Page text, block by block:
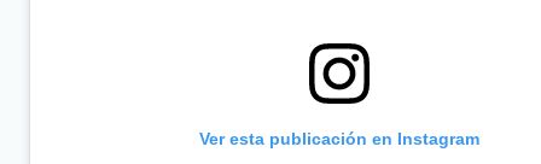
Ver esta publicación en Instagram